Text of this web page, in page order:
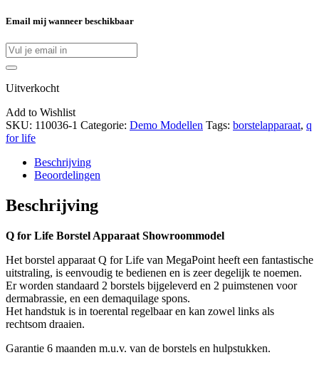
Email mij wanneer beschikbaar
Uitverkocht
Add to Wishlist
SKU: 110036-1 Categorie: Demo Modellen Tags: borstelapparaat, q
for life
Beschrijving
Beoordelingen
Beschrijving
Q for Life Borstel Apparaat Showroommodel
Het borstel apparaat Q for Life van MegaPoint heeft een fantastische
uitstraling, is eenvoudig te bedienen en is zeer degelijk te noemen.
Er worden standaard 2 borstels bijgeleverd en 2 puimstenen voor
dermabrassie, en een demaquilage spons.
Het handstuk is in toerental regelbaar en kan zowel links als
rechtsom draaien.
Garantie 6 maanden m.u.v. van de borstels en hulpstukken.